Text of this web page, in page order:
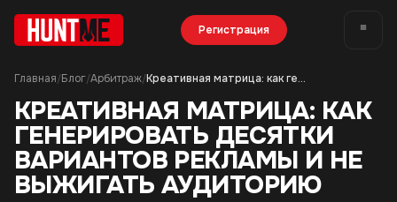
Регистрация
Главная/Блог/Арбитраж/ Креативная матрица: как генерировать десятки вариантов рекламы и не выжигать аудиторию
КРЕАТИВНАЯ МАТРИЦА: КАК
ГЕНЕРИРОВАТЬ ДЕСЯТКИ
ВАРИАНТОВ РЕКЛАМЫ И НЕ
ВЫЖИГАТЬ АУДИТОРИЮ